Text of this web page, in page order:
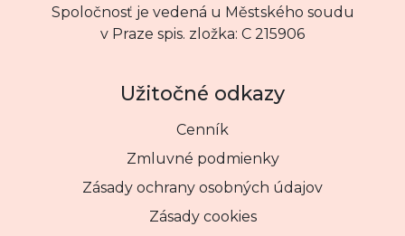
Spoločnosť je vedená u Městského soudu
v Praze spis. zložka: C 215906
Užitočné odkazy
Cenník
Zmluvné podmienky
Zásady ochrany osobných údajov
Zásady cookies